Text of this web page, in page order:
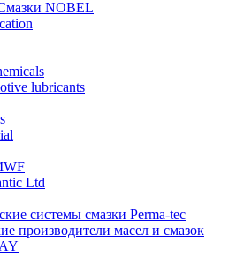
NOBEL
lubricants
Ltd
системы смазки Perma-tec
производители масел и смазок